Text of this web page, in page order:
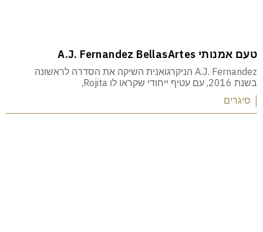
טעם אמנותי A.J. Fernandez BellasArtes
A.J. Fernandez הניקרגואנית השיקה את הסדרה לראשונה
בשנת 2016, עם עטיף ייחודי שקראו לו Rojita,
| סיגרים